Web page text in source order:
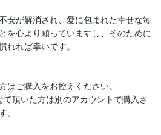
安が解消され、愛に包まれた幸せな毎
を心より願っていますし、そのために
れれば幸いです。
ご購入をお控えください。
頂いた方は別のアカウントで購入さ
。